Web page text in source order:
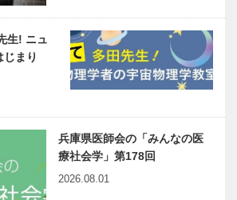
生! ニュ
まり
兵庫県医師会の「みんなの医
療社会学」第178回
2026.08.01